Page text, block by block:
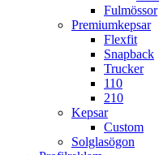
Fulmössor
Premiumkepsar
Flexfit
Snapback
Trucker
110
210
Kepsar
Custom
Solglasögon